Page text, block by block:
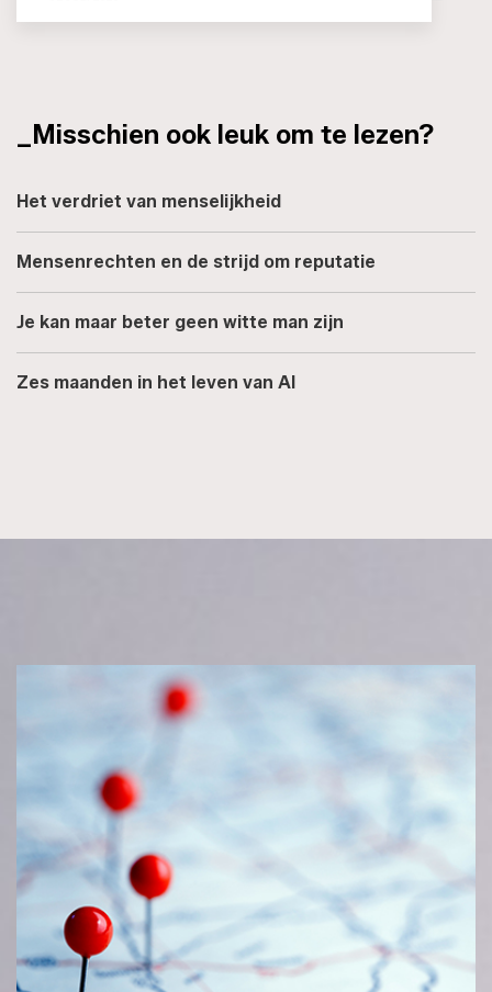
_Misschien ook leuk om te lezen?
Het verdriet van menselijkheid
Mensenrechten en de strijd om reputatie
Je kan maar beter geen witte man zijn
Zes maanden in het leven van AI